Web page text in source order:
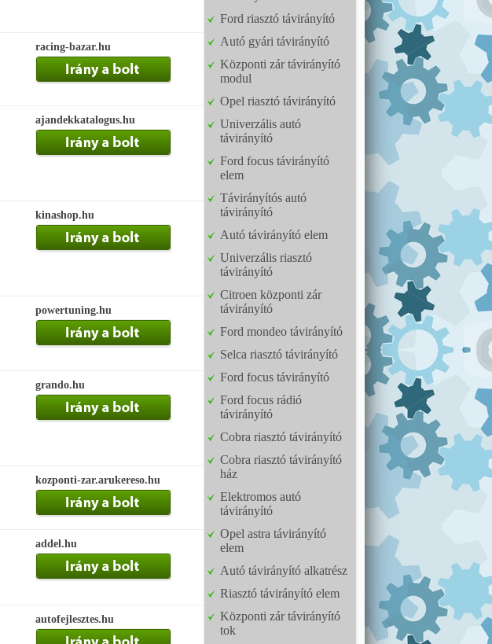
racing-bazar.hu
ajandekkatalogus.hu
kinashop.hu
powertuning.hu
grando.hu
kozponti-zar.arukereso.hu
addel.hu
autofejlesztes.hu
Ford riasztó távirányító
Autó gyári távirányító
Központi zár távirányító
modul
Opel riasztó távirányító
Univerzális autó
távirányító
Ford focus távirányító
elem
Távirányítós autó
távirányító
Autó távirányító elem
Univerzális riasztó
távirányító
Citroen központi zár
távirányító
Ford mondeo távirányító
Selca riasztó távirányító
Ford focus távirányító
Ford focus rádió
távirányító
Cobra riasztó távirányító
Cobra riasztó távirányító
ház
Elektromos autó
távirányító
Opel astra távirányító
elem
Autó távirányító alkatrész
Riasztó távirányító elem
Központi zár távirányító
tok